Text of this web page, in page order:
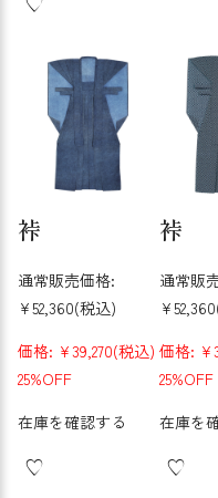
裃
通常販売価格:
¥52,360(税込)
価格: ¥39,270(税込)
25%OFF
在庫を確認する
裃
通常販
¥52,360
価格:
25%OFF
在庫を